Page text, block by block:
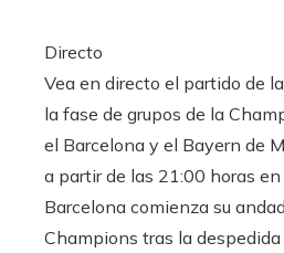
Directo
Vea en directo el partido de
la fase de grupos de la
el Barcelona y el Bayern de
a partir de las 21:00 horas en
Barcelona comienza su
Champions tras la